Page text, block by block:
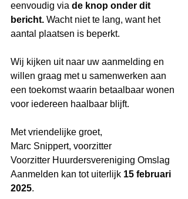
eenvoudig via de knop onder dit
bericht. Wacht niet te lang, want het
aantal plaatsen is beperkt.
Wij kijken uit naar uw aanmelding en
willen graag met u samenwerken aan
een toekomst waarin betaalbaar wonen
voor iedereen haalbaar blijft.
Met vriendelijke groet,
Marc Snippert, voorzitter
Voorzitter Huurdersvereniging Omslag
Aanmelden kan tot uiterlijk 15 februari
2025.